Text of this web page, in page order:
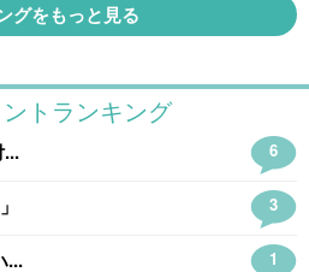
グをもっと見る